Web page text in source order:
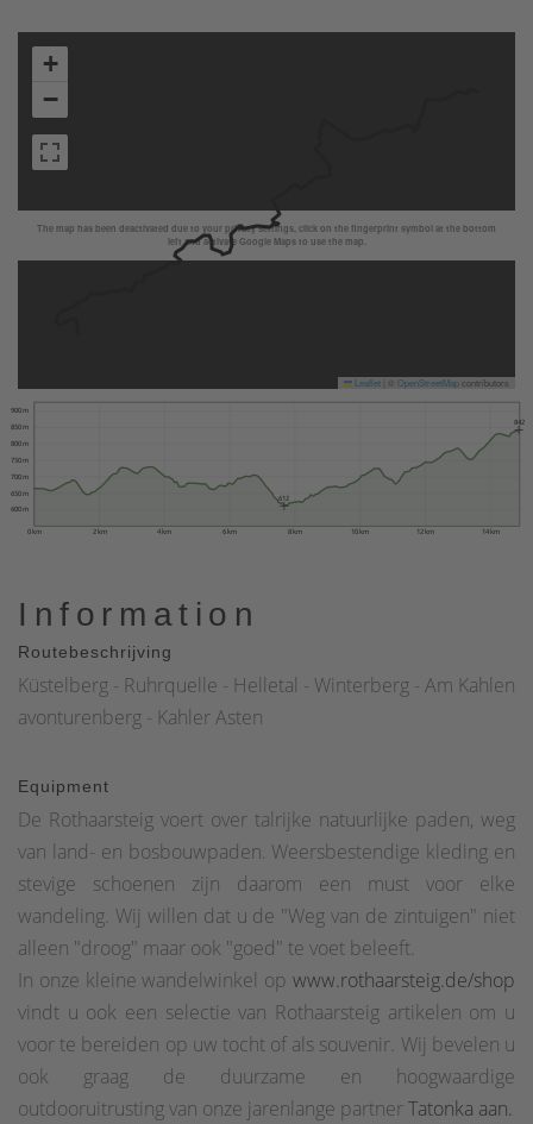
The map has been deactivated due to your privacy settings, click on the fingerprint symbol at the bottom
left and activate Google Maps to use the map.
+
−
Leaflet OpenStreetMapcontributors
0 km 2 km 4 km 6 km 8 km 10 km 12 km 14 km
600 m
650 m
700 m
750 m
800 m
850 m
900 m
612
842
Information
Routebeschrijving
Küstelberg - Ruhrquelle - Helletal - Winterberg - Am Kahlen
avonturenberg - Kahler Asten
Equipment
De Rothaarsteig voert over talrijke natuurlijke paden, weg
van land- en bosbouwpaden. Weersbestendige kleding en
stevige schoenen zijn daarom een must voor elke
wandeling. Wij willen dat u de "Weg van de zintuigen" niet
alleen "droog" maar ook "goed" te voet beleeft.
In onze kleine wandelwinkel op www.rothaarsteig.de/shop
vindt u ook een selectie van Rothaarsteig artikelen om u
voor te bereiden op uw tocht of als souvenir. Wij bevelen u
ook graag de duurzame en hoogwaardige
outdooruitrusting van onze jarenlange partnerTatonka aan.